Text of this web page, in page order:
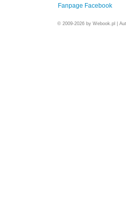
Fanpage Facebook
© 2009-2026 by Webook.pl |